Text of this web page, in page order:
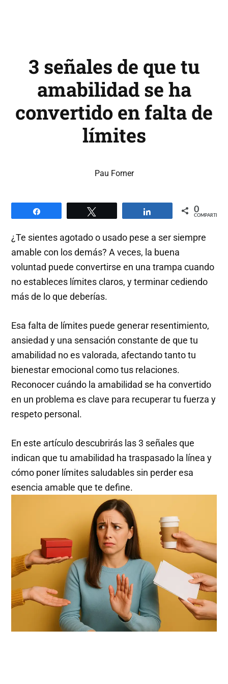
3 señales de que tu
amabilidad se ha
convertido en falta de
límites
Pau Forner
Compartir 0
COMPARTIR
¿Te sientes agotado o usado pese a ser siempre
amable con los demás? A veces, la buena
voluntad puede convertirse en una trampa cuando
no estableces límites claros, y terminar cediendo
más de lo que deberías.
Esa falta de límites puede generar resentimiento,
ansiedad y una sensación constante de que tu
amabilidad no es valorada, afectando tanto tu
bienestar emocional como tus relaciones.
Reconocer cuándo la amabilidad se ha convertido
en un problema es clave para recuperar tu fuerza y
respeto personal.
En este artículo descubrirás las 3 señales que
indican que tu amabilidad ha traspasado la línea y
cómo poner límites saludables sin perder esa
esencia amable que te define.